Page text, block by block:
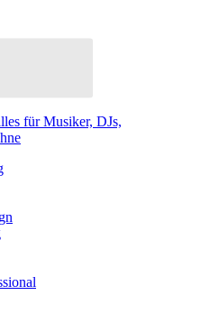
für Musiker, DJs,